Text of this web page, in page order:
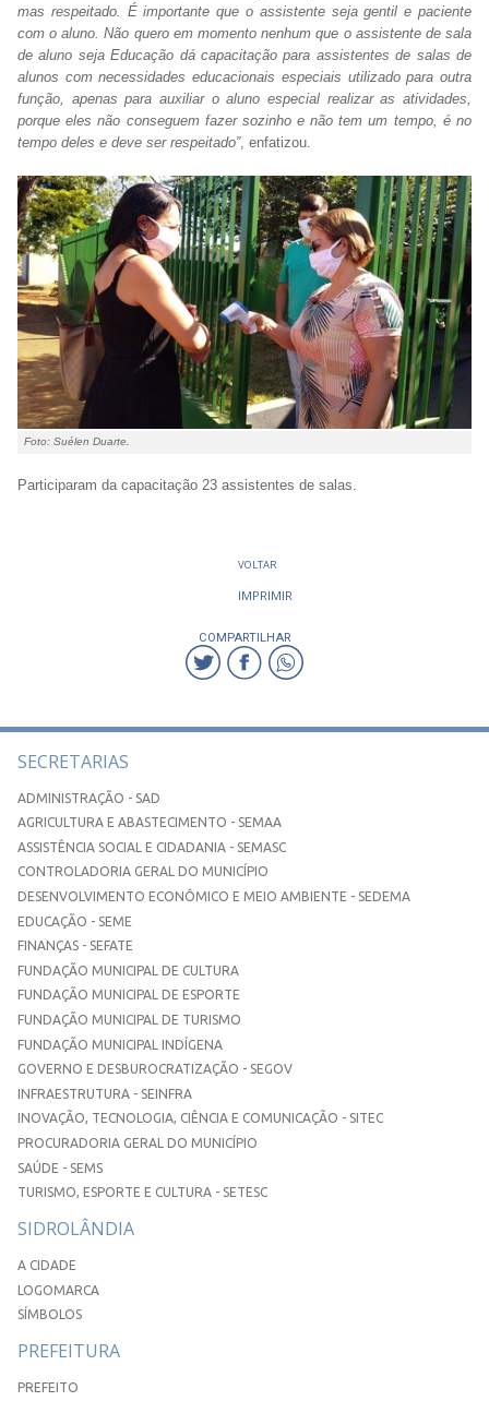
mas respeitado. É importante que o assistente seja gentil e paciente
com o aluno. Não quero em momento nenhum que o assistente de sala
de aluno seja Educação dá capacitação para assistentes de salas de
alunos com necessidades educacionais especiais utilizado para outra
função, apenas para auxiliar o aluno especial realizar as atividades,
porque eles não conseguem fazer sozinho e não tem um tempo, é no
tempo deles e deve ser respeitado”, enfatizou.
Foto: Suélen Duarte.
Participaram da capacitação 23 assistentes de salas.
VOLTAR
IMPRIMIR
COMPARTILHAR
SECRETARIAS
ADMINISTRAÇÃO - SAD
AGRICULTURA E ABASTECIMENTO - SEMAA
ASSISTÊNCIA SOCIAL E CIDADANIA - SEMASC
CONTROLADORIA GERAL DO MUNICÍPIO
DESENVOLVIMENTO ECONÔMICO E MEIO AMBIENTE - SEDEMA
EDUCAÇÃO - SEME
FINANÇAS - SEFATE
FUNDAÇÃO MUNICIPAL DE CULTURA
FUNDAÇÃO MUNICIPAL DE ESPORTE
FUNDAÇÃO MUNICIPAL DE TURISMO
FUNDAÇÃO MUNICIPAL INDÍGENA
GOVERNO E DESBUROCRATIZAÇÃO - SEGOV
INFRAESTRUTURA - SEINFRA
INOVAÇÃO, TECNOLOGIA, CIÊNCIA E COMUNICAÇÃO - SITEC
PROCURADORIA GERAL DO MUNICÍPIO
SAÚDE - SEMS
TURISMO, ESPORTE E CULTURA - SETESC
SIDROLÂNDIA
A CIDADE
LOGOMARCA
SÍMBOLOS
PREFEITURA
PREFEITO